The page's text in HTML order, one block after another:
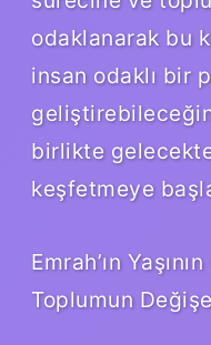
odaklanarak bu
insan odaklı bir
birlikte gelecekte
keşfetmeye
Emrah’ın
Toplumun